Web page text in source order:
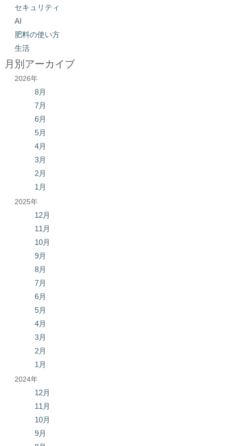
セキュリティ
AI
肥料の使い方
生活
月別アーカイブ
2026年
8月
7月
6月
5月
4月
3月
2月
1月
2025年
12月
11月
10月
9月
8月
7月
6月
5月
4月
3月
2月
1月
2024年
12月
11月
10月
9月